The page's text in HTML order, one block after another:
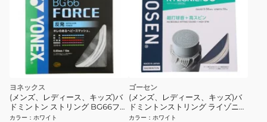
ヨネックス
(メンズ、レディース、キッズ)バ
ドミントン ストリング BG66フォ
ース BG66F-011
カラー ： ホワイト
ゴーセン
(メンズ、レディース、キッズ)バ
ドミントンストリング ライゾニッ
ク58 ホワイト BSRY58WH
カラー ： ホワイト